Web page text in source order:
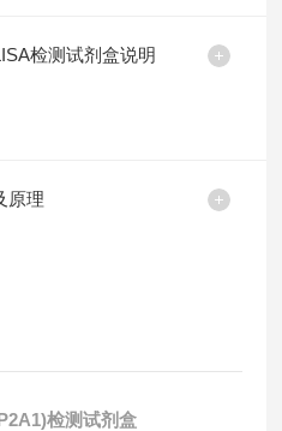
检测试剂盒说明
原理
检测试剂盒